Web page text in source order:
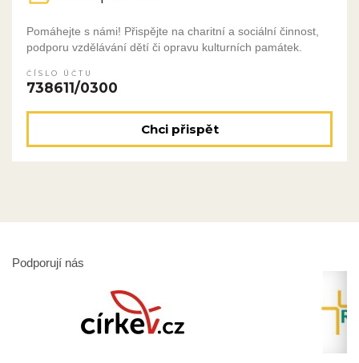
Pomáhejte s námi! Přispějte na charitní a sociální činnost,
podporu vzdělávání dětí či opravu kulturních památek.
ČÍSLO ÚČTU
738611/0300
Chci přispět
Podporují nás